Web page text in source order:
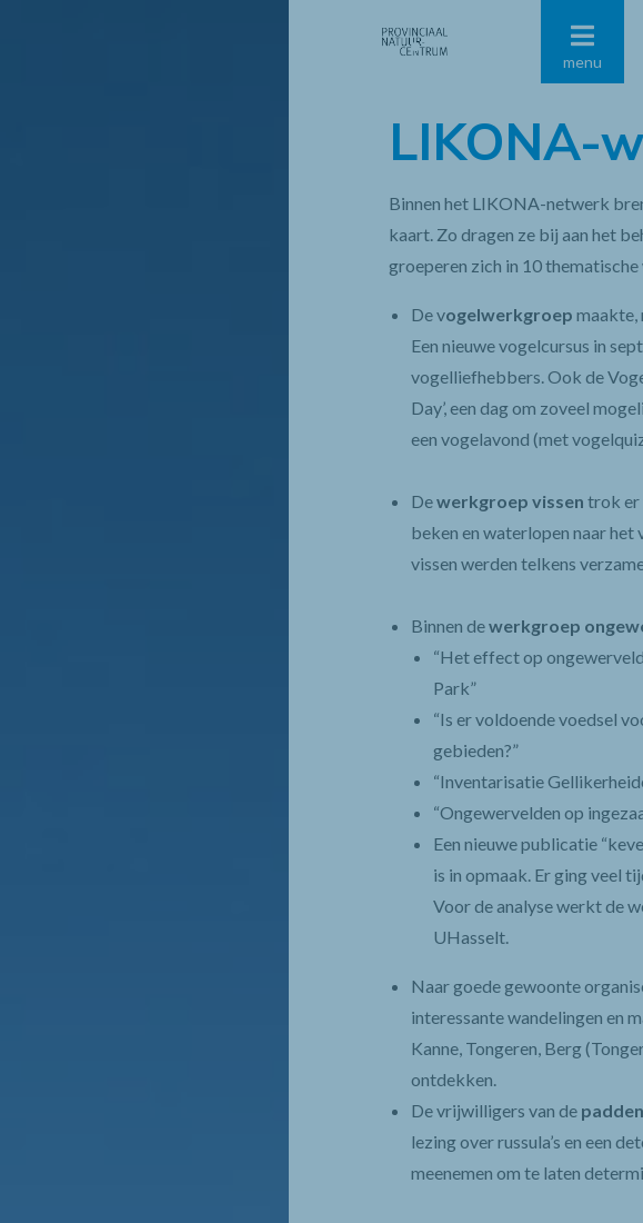
menu
LIKONA-
Binnen het LIKONA-netwerk
kaart. Zo dragen ze bij aan het
groeperen zich in 10
De vogelwerkgroep maakte,
Een nieuwe vogelcursus in
vogelliefhebbers. Ook de
Day’, een dag om zoveel
een vogelavond (met
Dewerkgroep vissen trok er
beken en waterlopen naar het
vissen werden telkens
Binnen dewerkgroep
“Het effect op
Park”
“Is er voldoende voedsel
gebieden?”
“Inventarisatie
“Ongewervelden op
Een nieuwe publicatie
is in opmaak. Er ging veel
Voor de analyse werkt de
UHasselt.
Naar goede gewoonte
interessante wandelingen en
Kanne, Tongeren, Berg
ontdekken.
De vrijwilligers van de p
lezing over russula’s en een
meenemen om te laten